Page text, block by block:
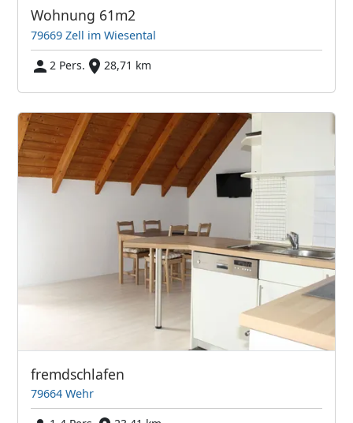
Wohnung 61m2
79669 Zell im Wiesental
2 Pers.
28,71 km
fremdschlafen
79664 Wehr